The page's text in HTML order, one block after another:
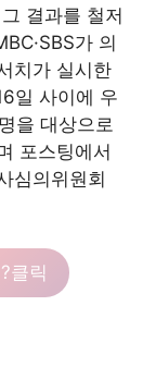
결과를 철저
가 의
치가 실시한
일 사이에 우
을 대상으로
포스팅에서
심의위원회
?클릭